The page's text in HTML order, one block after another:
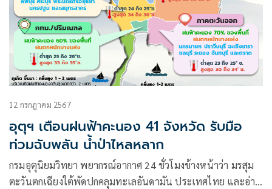
12 กรกฎาคม 2567
อุตุฯ เตือนฝนฟ้าคะนอง 41 จังหวัด รับมือ
ท่วมฉับพลัน น้ำป่าไหลหลาก
กรมอุตุนิยมวิทยา พยากรณ์อากาศ 24 ชั่วโมงข้างหน้าว่า มรสุม
ตะวันตกเฉียงใต้พัดปกคลุมทะเลอันดามัน ประเทศไทย และอ่าว